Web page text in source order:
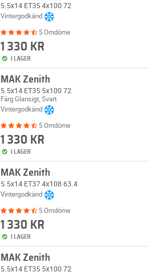
5.5x14 ET35 4x100 72
Vintergodkänd
5 Omdöme
1 330 KR
I LAGER
MAK Zenith
5.5x14 ET35 5x100 72
Färg Glansigt, Svart
Vintergodkänd
5 Omdöme
1 330 KR
I LAGER
MAK Zenith
5.5x14 ET37 4x108 63.4
Vintergodkänd
5 Omdöme
1 330 KR
I LAGER
MAK Zenith
5.5x14 ET35 5x100 72